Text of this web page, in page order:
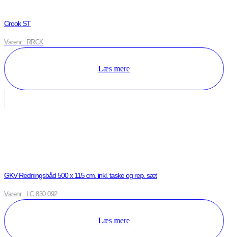
Crook ST
Varenr.: RRCK
Læs mere
GKV Redningsbåd 500 x 115 cm. inkl. taske og rep. sæt
Varenr.: LC 830 092
Læs mere